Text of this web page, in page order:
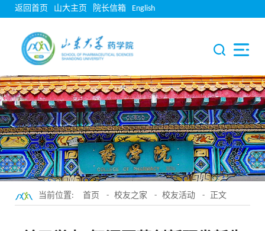
返回首页 山大主页 院长信箱 English
当前位置: 首页 - 校友之家 - 校友活动 - 正文